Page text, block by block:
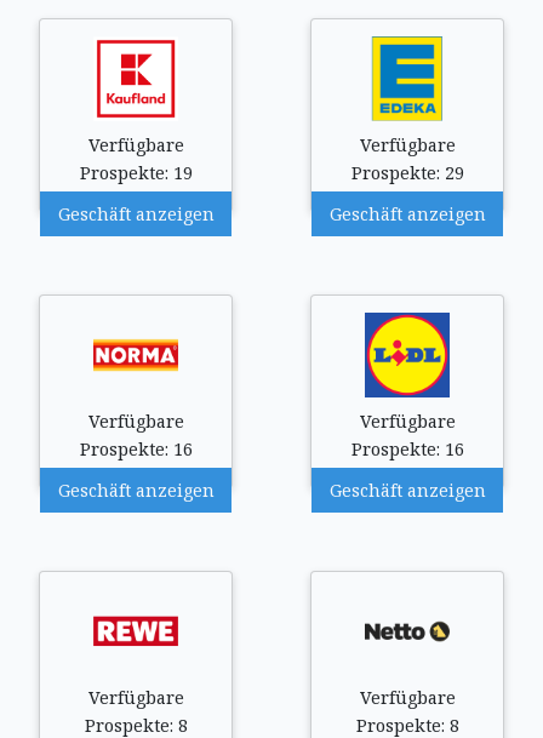
Verfügbare
Prospekte: 19
Geschäft anzeigen
Verfügbare
Prospekte: 29
Geschäft anzeigen
Verfügbare
Prospekte: 16
Geschäft anzeigen
Verfügbare
Prospekte: 16
Geschäft anzeigen
Verfügbare
Prospekte: 8
Verfügbare
Prospekte: 8